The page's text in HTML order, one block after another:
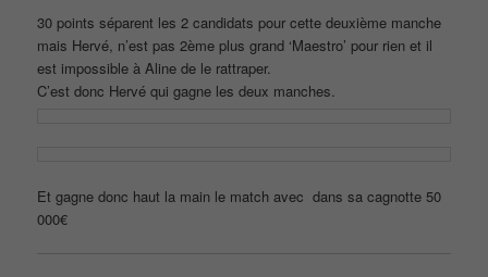
30 points séparent les 2 candidats pour cette deuxième manche
mais Hervé, n’est pas 2ème plus grand ‘Maestro’ pour rien et il
est impossible à Aline de le rattraper.
C’est donc Hervé qui gagne les deux manches.
Et gagne donc haut la main le match avec dans sa cagnotte 50
000€